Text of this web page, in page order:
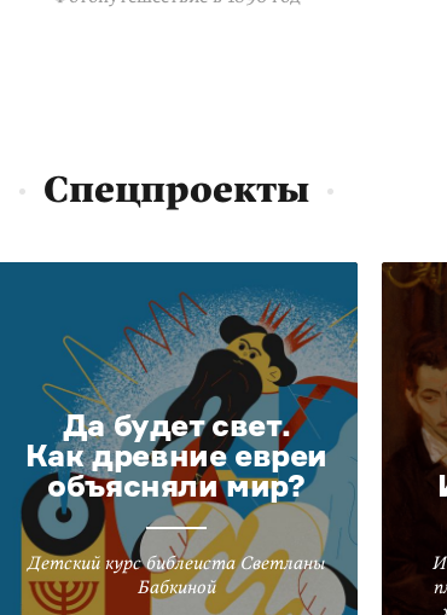
Спецпроекты
Да будет свет.
Как древние евреи
объясняли мир?
Детский курс библеиста Светланы
Бабкиной